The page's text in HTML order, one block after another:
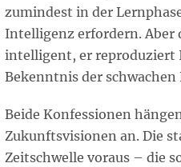
zumindest in der
Intelligenz erfordern. Aber
intelligent, er reproduziert
Bekenntnis der schwachen
Beide Konfessionen
Zukunftsvisionen an. Die
Zeitschwelle voraus – die